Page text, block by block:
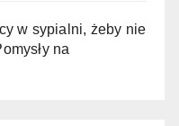
w sypialni, żeby nie
na